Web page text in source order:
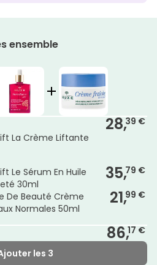
ensemble
La Crème Liftante
28,39 €
Le Sérum En Huile
30ml
35,79 €
De Beauté Crème
Normales 50ml
21,99 €
86,17 €
les 3